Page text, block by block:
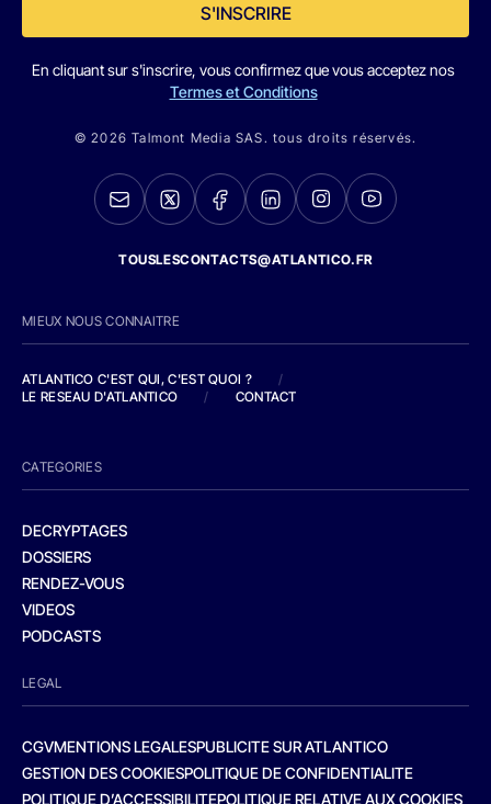
S'INSCRIRE
En cliquant sur s'inscrire, vous confirmez que vous acceptez nos
Termes et Conditions
© 2026 Talmont Media SAS. tous droits réservés.
TOUSLESCONTACTS@ATLANTICO.FR
MIEUX NOUS CONNAITRE
ATLANTICO C'EST QUI, C'EST QUOI ?
/
LE RESEAU D'ATLANTICO
/ CONTACT
CATEGORIES
DECRYPTAGES
DOSSIERS
RENDEZ-VOUS
VIDEOS
PODCASTS
LEGAL
CGVMENTIONS LEGALESPUBLICITE SUR ATLANTICO
GESTION DES COOKIESPOLITIQUE DE CONFIDENTIALITE
POLITIQUE D’ACCESSIBILITEPOLITIQUE RELATIVE AUX COOKIES